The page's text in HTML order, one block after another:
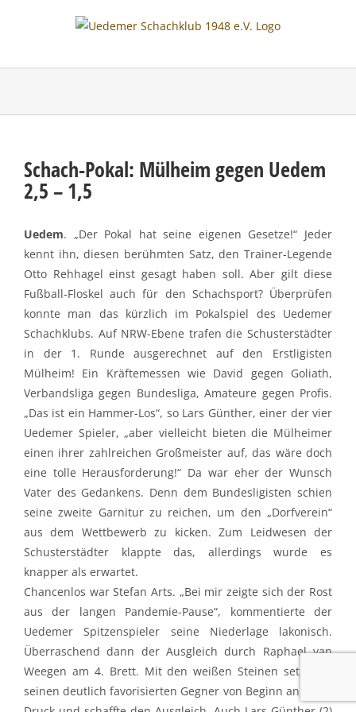
Schach-Pokal: Mülheim gegen Uedem
2,5 – 1,5
Uedem. „Der Pokal hat seine eigenen Gesetze!“ Jeder
kennt ihn, diesen berühmten Satz, den Trainer-Legende
Otto Rehhagel einst gesagt haben soll. Aber gilt diese
Fußball-Floskel auch für den Schachsport? Überprüfen
konnte man das kürzlich im Pokalspiel des Uedemer
Schachklubs. Auf NRW-Ebene trafen die Schusterstädter
in der 1. Runde ausgerechnet auf den Erstligisten
Mülheim! Ein Kräftemessen wie David gegen Goliath,
Verbandsliga gegen Bundesliga, Amateure gegen Profis.
„Das ist ein Hammer-Los“, so Lars Günther, einer der vier
Uedemer Spieler, „aber vielleicht bieten die Mülheimer
einen ihrer zahlreichen Großmeister auf, das wäre doch
eine tolle Herausforderung!“ Da war eher der Wunsch
Vater des Gedankens. Denn dem Bundesligisten schien
seine zweite Garnitur zu reichen, um den „Dorfverein“
aus dem Wettbewerb zu kicken. Zum Leidwesen der
Schusterstädter klappte das, allerdings wurde es
knapper als erwartet.
Chancenlos war Stefan Arts. „Bei mir zeigte sich der Rost
aus der langen Pandemie-Pause“, kommentierte der
Uedemer Spitzenspieler seine Niederlage lakonisch.
Überraschend dann der Ausgleich durch Raphael van
Weegen am 4. Brett. Mit den weißen Steinen setzte er
seinen deutlich favorisierten Gegner von Beginn an unter